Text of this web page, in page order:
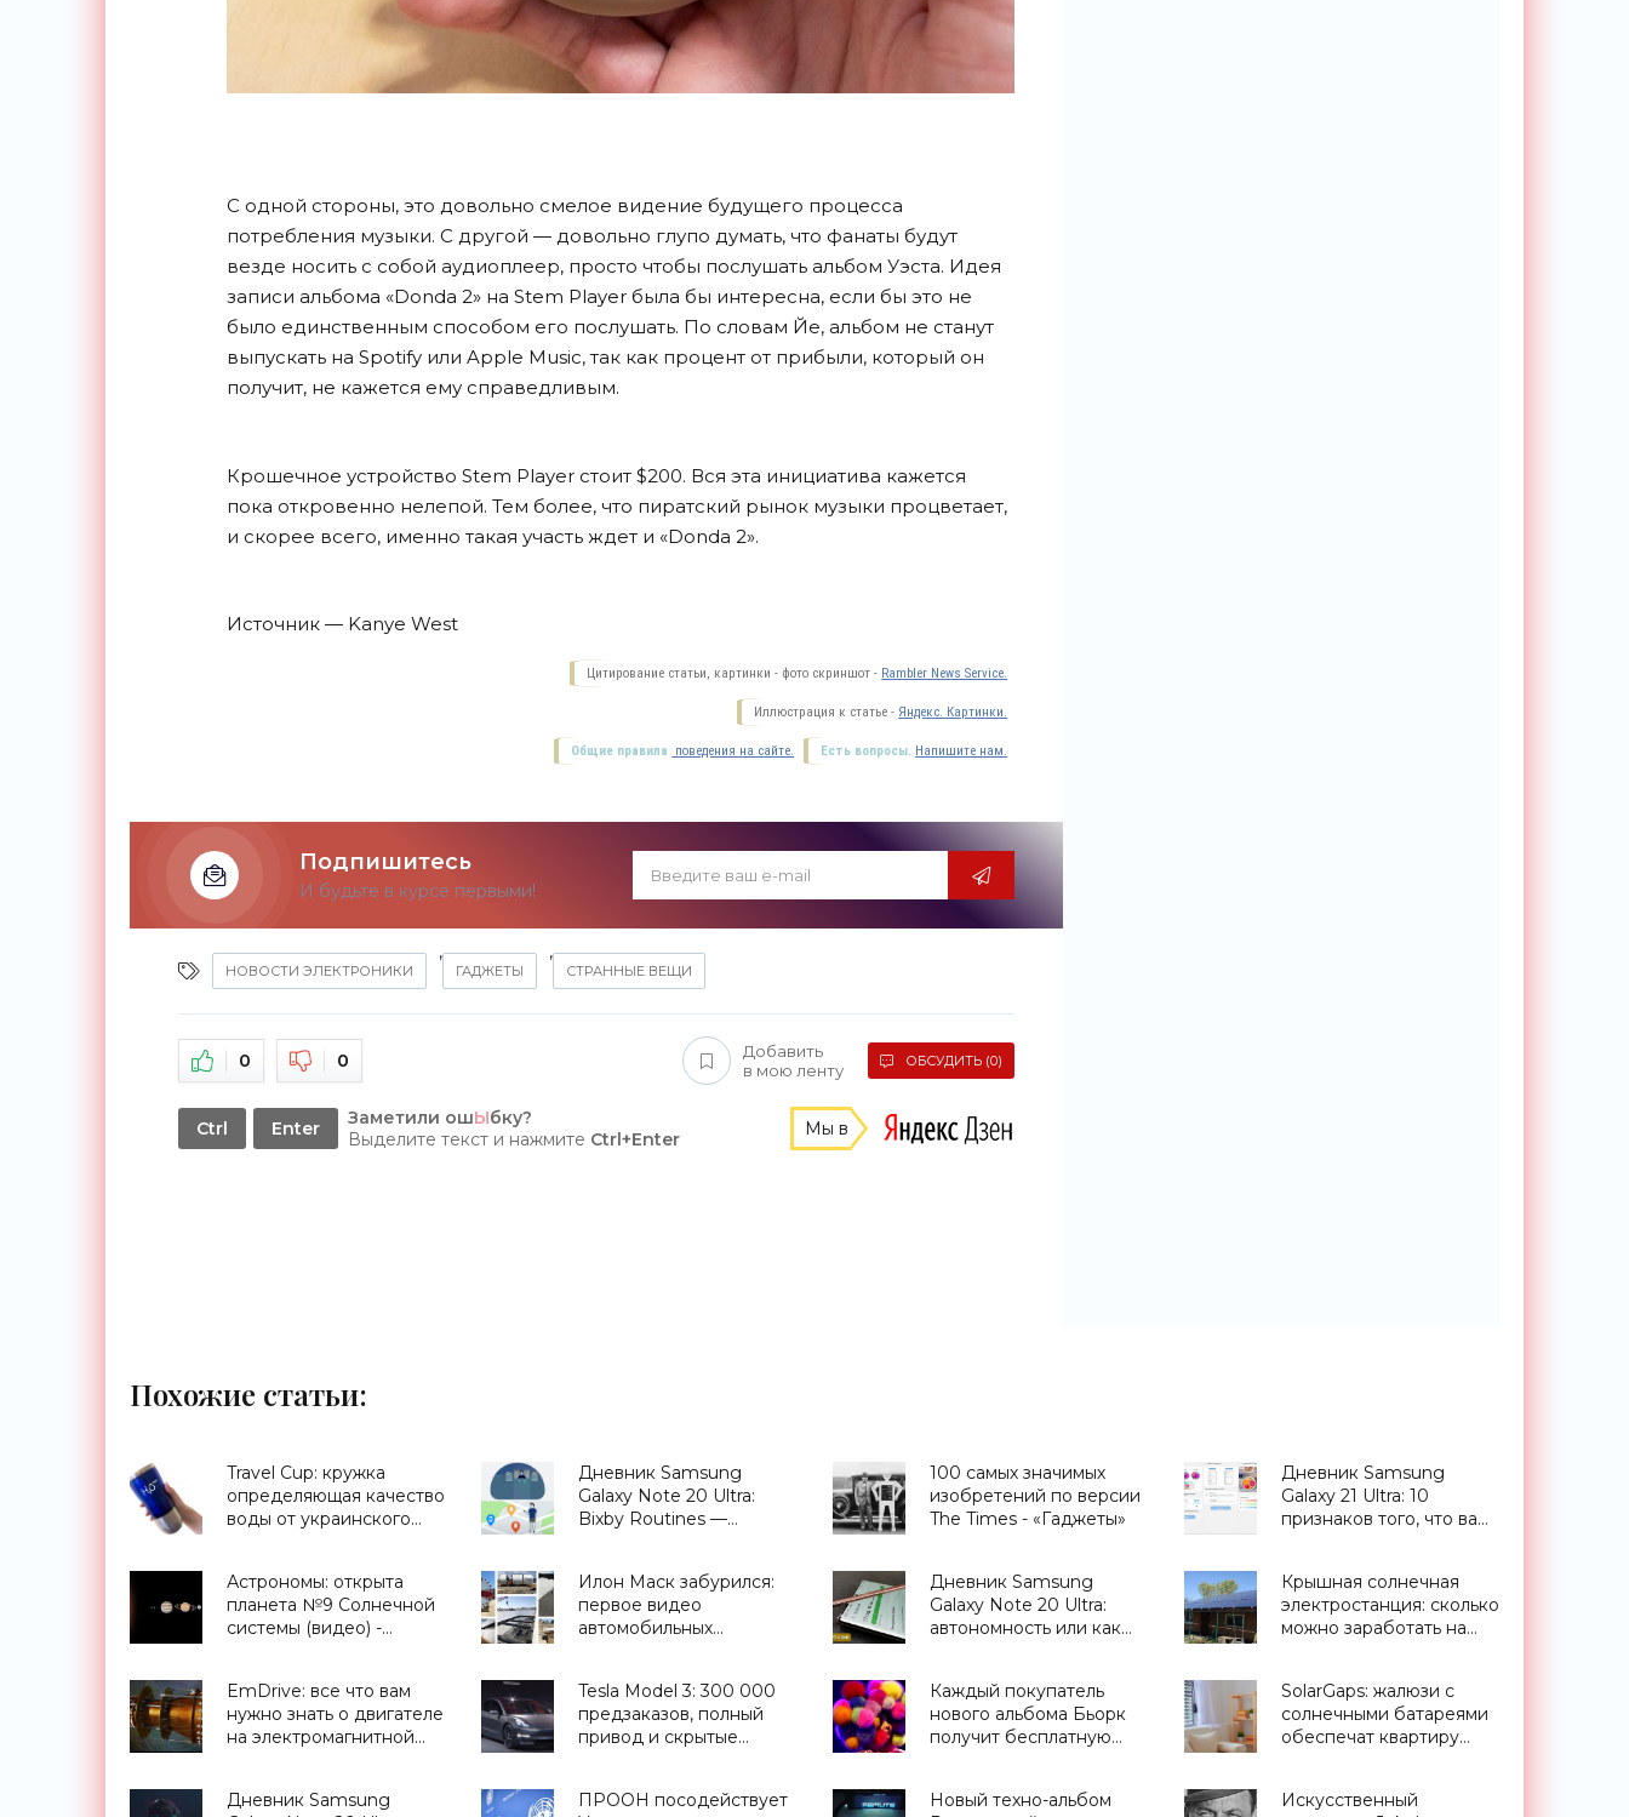
С одной стороны, это довольно смелое видение будущего процесса
потребления музыки. С другой — довольно глупо думать, что фанаты будут
везде носить с собой аудиоплеер, просто чтобы послушать альбом Уэста. Идея
записи альбома «Donda 2» на Stem Player была бы интересна, если бы это не
было единственным способом его послушать. По словам Йе, альбом не станут
выпускать на Spotify или Apple Music, так как процент от прибыли, который он
получит, не кажется ему справедливым.
Крошечное устройство Stem Player стоит $200. Вся эта инициатива кажется
пока откровенно нелепой. Тем более, что пиратский рынок музыки процветает,
и скорее всего, именно такая участь ждет и «Donda 2».
Источник — Kanye West
Цитирование статьи, картинки - фото скриншот - Rambler News Service.
Иллюстрация к статье - Яндекс. Картинки.
Есть вопросы. Напишите нам.
Общие правила поведения на сайте.
Подпишитесь
И будьте в курсе первыми!
НОВОСТИ ЭЛЕКТРОНИКИ
,
ГАДЖЕТЫ
,
СТРАННЫЕ ВЕЩИ
0 0
Добавить
в мою ленту
ОБСУДИТЬ (0)
Ctrl Enter Заметили ошЫбку?
Выделите текст и нажмите Ctrl+Enter Мы в
Похожие статьи:
Travel Cup: кружка
определяющая качество
воды от украинского
Дневник Samsung
Galaxy Note 20 Ultra:
Bixby Routines —
будущее - «Смартфоны»
100 самых значимых
изобретений по версии
The Times - «Гаджеты»
Дневник Samsung
Galaxy 21 Ultra: 10
признаков того, что вам
Астрономы: открыта
планета №9 Солнечной
системы (видео) -
Илон Маск забурился:
первое видео
автомобильных
подробности о сети
тоннелей под Лос-
Анджелесом -
Дневник Samsung
Galaxy Note 20 Ultra:
автономность или как
«Смартфоны»
Крышная солнечная
электростанция: сколько
можно заработать на
Украине - «Новости
Электроники»
EmDrive: все что вам
нужно знать о двигателе
на электромагнитной
Tesla Model 3: 300 000
предзаказов, полный
привод и скрытые
Каждый покупатель
нового альбома Бьорк
получит бесплатную
SolarGaps: жалюзи с
солнечными батареями
обеспечат квартиру
«Новости Электроники»
Дневник Samsung
ПРООН посодействует
Новый техно-альбом
Искусственный